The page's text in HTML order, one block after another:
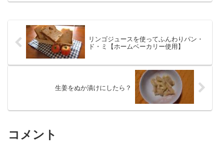
リンゴジュースを使ってふんわりパン・
ド・ミ【ホームベーカリー使用】
生姜をぬか漬けにしたら？
コメント